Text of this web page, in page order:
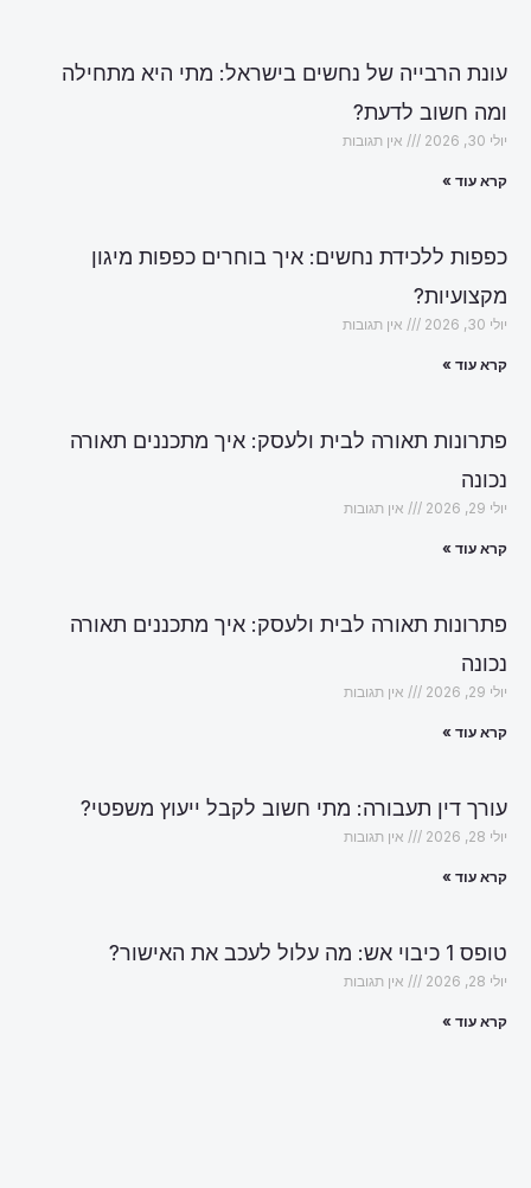
עונת הרבייה של נחשים בישראל: מתי היא מתחילה
ומה חשוב לדעת?
יולי 30, 2026 אין תגובות
קרא עוד »
כפפות ללכידת נחשים: איך בוחרים כפפות מיגון
מקצועיות?
יולי 30, 2026 אין תגובות
קרא עוד »
פתרונות תאורה לבית ולעסק: איך מתכננים תאורה
נכונה
יולי 29, 2026 אין תגובות
קרא עוד »
פתרונות תאורה לבית ולעסק: איך מתכננים תאורה
נכונה
יולי 29, 2026 אין תגובות
קרא עוד »
עורך דין תעבורה: מתי חשוב לקבל ייעוץ משפטי?
יולי 28, 2026 אין תגובות
קרא עוד »
טופס 1 כיבוי אש: מה עלול לעכב את האישור?
יולי 28, 2026 אין תגובות
קרא עוד »